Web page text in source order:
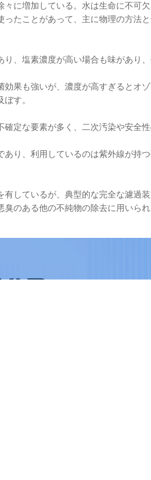
に増加している。水は生命に不
たことがあって、主に物理の方
、塩素濃度が高い場合も味があり
果も強いが、濃度が高すぎると
す。
定な要素が多く、二次汚染や安全
り、利用しているのは紫外線が
しているが、典型的な完全な濾
のある他の不純物の除去に用い